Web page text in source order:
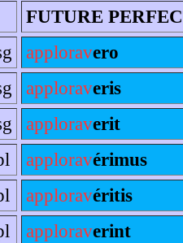
FUTURE
apploravero
apploraveris
apploraverit
apploravérimus
apploravéritis
apploraverint